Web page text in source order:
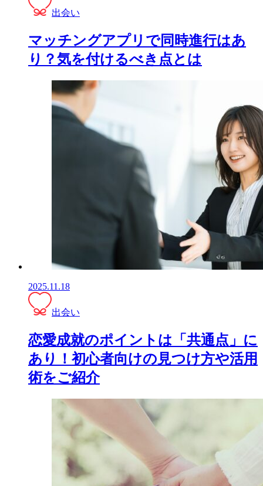
出会い
マッチングアプリで同時進行はあ
り？気を付けるべき点とは
2025.11.18
出会い
恋愛成就のポイントは「共通点」に
あり！初心者向けの見つけ方や活用
術をご紹介